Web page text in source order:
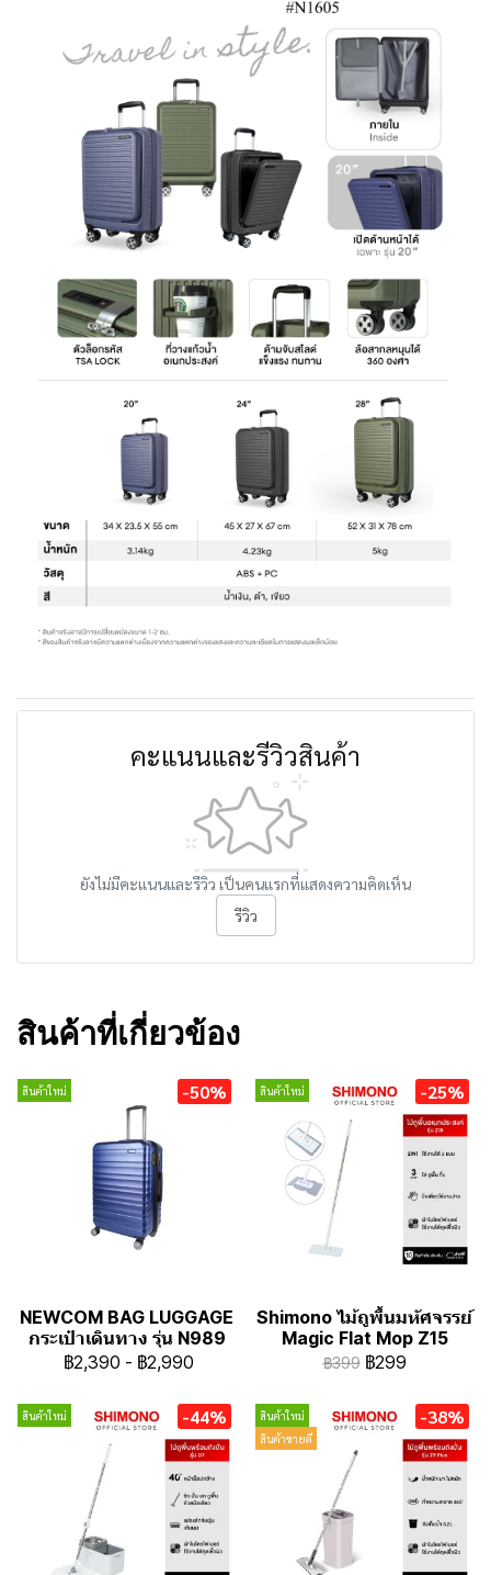
คะแนนและรีวิวสินค้า
ยังไม่มีคะแนนและรีวิว เป็นคนแรกที่แสดงความคิดเห็น
รีวิว
สินค้าที่เกี่ยวข้อง
สินค้าใหม่ -50%
NEWCOM BAG LUGGAGE
กระเป๋าเดินทาง รุ่น N989
฿2,390 - ฿2,990
สินค้าใหม่ -25%
Shimono ไม้ถูพื้นมหัศจรรย์
Magic Flat Mop Z15
฿399 ฿299
สินค้าใหม่ -44%
สินค้าใหม่
สินค้าขายดี
-38%